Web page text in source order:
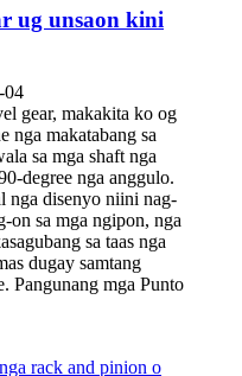
ug unsaon kini
04
gear, makakita ko og
nga makatabang sa
sa mga shaft nga
degree nga anggulo.
nga disenyo niini nag-
on sa mga ngipon, nga
sa taas nga
dugay samtang
Pangunang mga Punto